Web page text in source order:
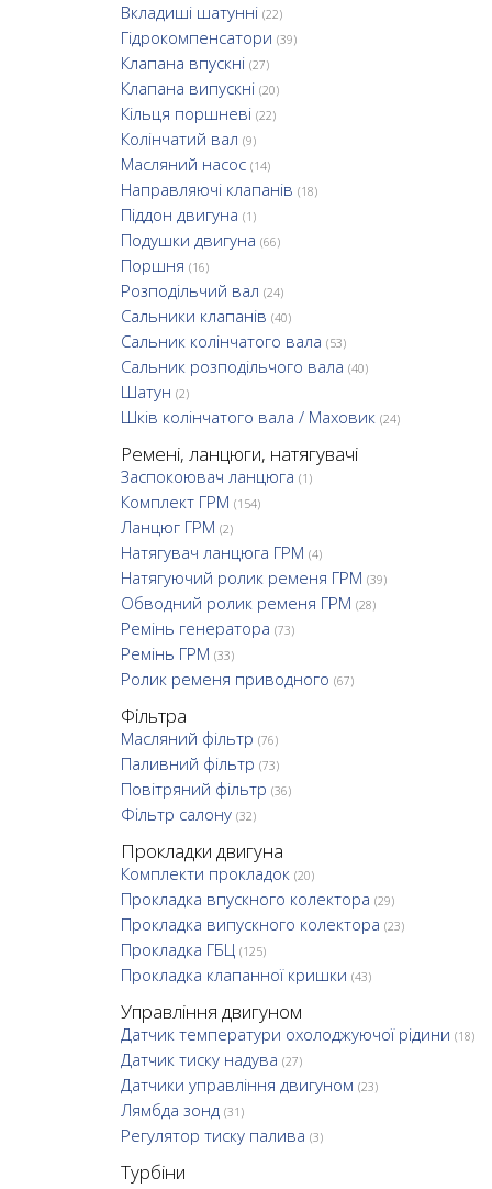
Вкладиші шатунні (22)
Гідрокомпенсатори (39)
Клапана впускні (27)
Клапана випускні (20)
Кільця поршневі (22)
Колінчатий вал (9)
Масляний насос (14)
Направляючі клапанів (18)
Піддон двигуна (1)
Подушки двигуна (66)
Поршня (16)
Розподільчий вал (24)
Сальники клапанів (40)
Сальник колінчатого вала (53)
Сальник розподільчого вала (40)
Шатун (2)
Шків колінчатого вала / Маховик (24)
Ремені, ланцюги, натягувачі
Заспокоювач ланцюга (1)
Комплект ГРМ (154)
Ланцюг ГРМ (2)
Натягувач ланцюга ГРМ (4)
Натягуючий ролик ременя ГРМ (39)
Обводний ролик ременя ГРМ (28)
Ремінь генератора (73)
Ремінь ГРМ (33)
Ролик ременя приводного (67)
Фільтра
Масляний фільтр (76)
Паливний фільтр (73)
Повітряний фільтр (36)
Фільтр салону (32)
Прокладки двигуна
Комплекти прокладок (20)
Прокладка впускного колектора (29)
Прокладка випускного колектора (23)
Прокладка ГБЦ (125)
Прокладка клапанної кришки (43)
Управління двигуном
Датчик температури охолоджуючої рідини (18)
Датчик тиску надува (27)
Датчики управління двигуном (23)
Лямбда зонд (31)
Регулятор тиску палива (3)
Турбіни